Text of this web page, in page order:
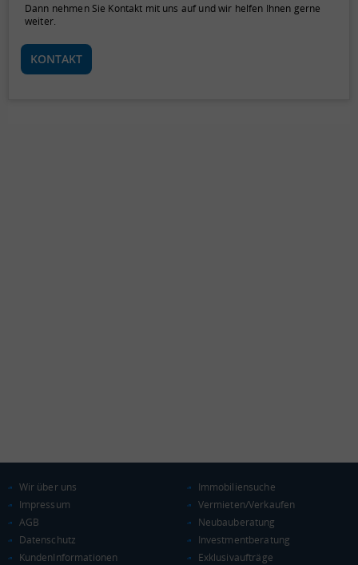
Dann nehmen Sie Kontakt mit uns auf und wir helfen Ihnen gerne
weiter.
KONTAKT
Wir über uns
Impressum
AGB
Datenschutz
KundenInformationen
Immobiliensuche
Vermieten/Verkaufen
Neubauberatung
Investmentberatung
Exklusivaufträge